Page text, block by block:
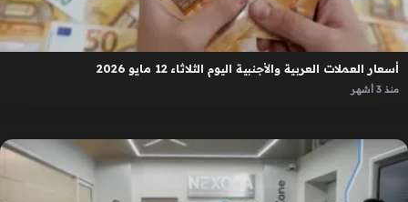
أسعار العملات العربية والأجنبية اليوم الثلاثاء 12 مايو 2026
منذ 3 أشهر